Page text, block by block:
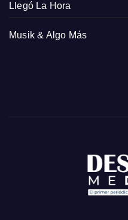
Llegó La Hora
Musik & Algo Más